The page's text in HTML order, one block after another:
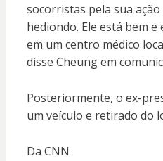
socorristas pela sua
hediondo. Ele está bem
em um centro médico
disse Cheung em
Posteriormente, o ex-
um veículo e retirado do
Da CNN